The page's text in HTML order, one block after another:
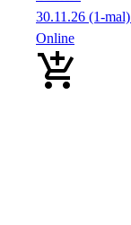
30.11.26 (1-mal)
Online